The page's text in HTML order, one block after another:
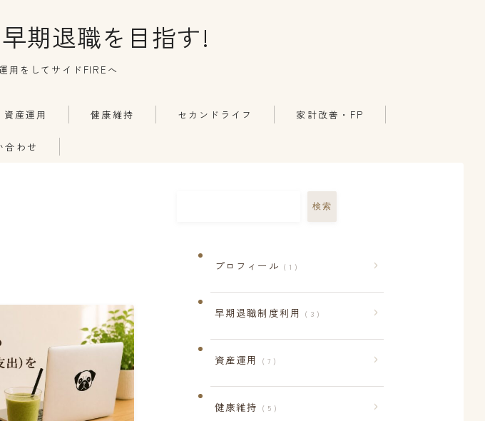
期退職を目指す!
用をしてサイドFIREへ
資産運用 健康維持 セカンドライフ 家計改善・FP
合わせ
検索
プロフィール 1
早期退職制度利用 3
資産運用 7
健康維持 5